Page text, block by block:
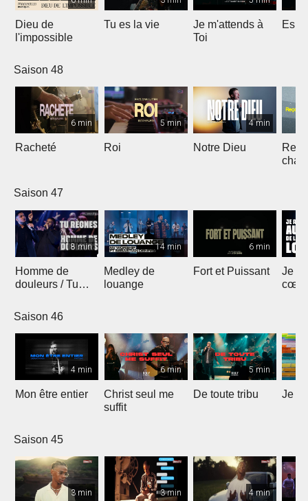
Dieu de
l'impossible
Tu es la vie
Je m'attends à
Toi
Saison 48
6 min
Racheté
5 min
Roi
4 min
Notre Dieu
chant
Saison 47
8 min
Homme de
douleurs / Tu
14 min
Medley de
louange
6 min
Fort et Puissant
Je
cœur
Saison 46
4 min
Mon être entier
6 min
Christ seul me
suffit
5 min
De toute tribu Je
Saison 45
3 min 3 min 4 min